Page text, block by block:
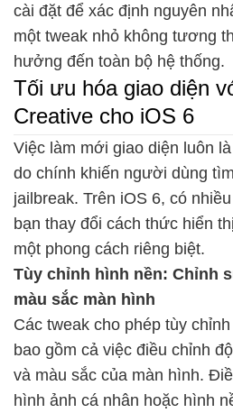
cài đặt để xác định nguyên
một tweak nhỏ không tương
hưởng đến toàn bộ hệ thống.
Tối ưu hóa giao diện
Creative cho iOS 6
Việc làm mới giao diện luôn
do chính khiến người dùng
jailbreak. Trên iOS 6, có
bạn thay đổi cách thức hiển
một phong cách riêng biệt.
Tùy chỉnh hình nền: Chỉnh
màu sắc màn hình
Các tweak cho phép tùy
bao gồm cả việc điều chỉnh
và màu sắc của màn hình.
hình ảnh cá nhân hoặc hình